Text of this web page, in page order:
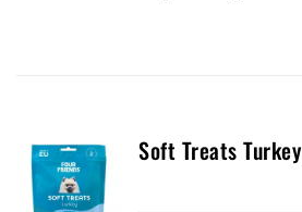
Soft Treats Turkey